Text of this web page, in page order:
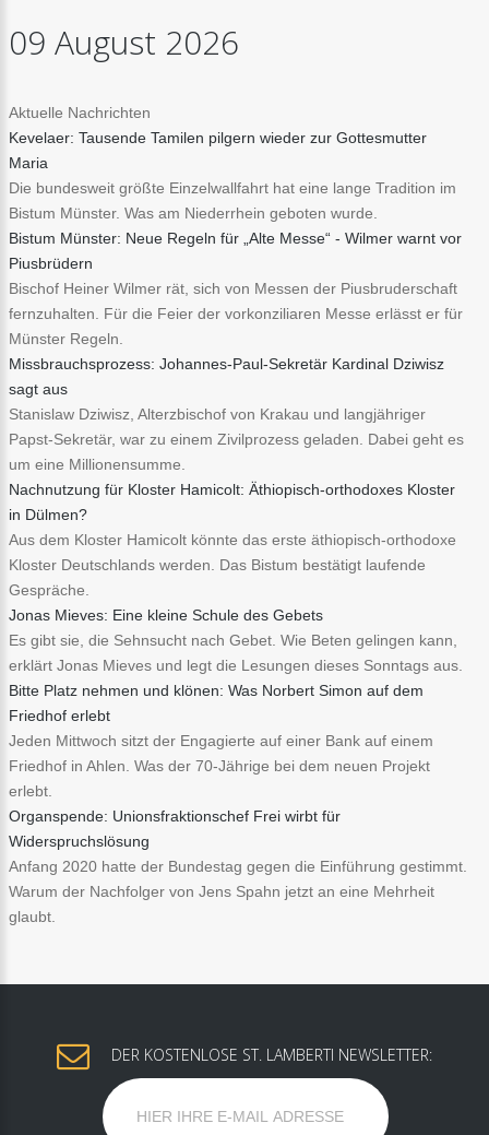
09 August 2026
Aktuelle Nachrichten
Kevelaer: Tausende Tamilen pilgern wieder zur Gottesmutter
Maria
Die bundesweit größte Einzelwallfahrt hat eine lange Tradition im
Bistum Münster. Was am Niederrhein geboten wurde.
Bistum Münster: Neue Regeln für „Alte Messe“ - Wilmer warnt vor
Piusbrüdern
Bischof Heiner Wilmer rät, sich von Messen der Piusbruderschaft
fernzuhalten. Für die Feier der vorkonziliaren Messe erlässt er für
Münster Regeln.
Missbrauchsprozess: Johannes-Paul-Sekretär Kardinal Dziwisz
sagt aus
Stanislaw Dziwisz, Alterzbischof von Krakau und langjähriger
Papst-Sekretär, war zu einem Zivilprozess geladen. Dabei geht es
um eine Millionensumme.
Nachnutzung für Kloster Hamicolt: Äthiopisch-orthodoxes Kloster
in Dülmen?
Aus dem Kloster Hamicolt könnte das erste äthiopisch-orthodoxe
Kloster Deutschlands werden. Das Bistum bestätigt laufende
Gespräche.
Jonas Mieves: Eine kleine Schule des Gebets
Es gibt sie, die Sehnsucht nach Gebet. Wie Beten gelingen kann,
erklärt Jonas Mieves und legt die Lesungen dieses Sonntags aus.
Bitte Platz nehmen und klönen: Was Norbert Simon auf dem
Friedhof erlebt
Jeden Mittwoch sitzt der Engagierte auf einer Bank auf einem
Friedhof in Ahlen. Was der 70-Jährige bei dem neuen Projekt
erlebt.
Organspende: Unionsfraktionschef Frei wirbt für
Widerspruchslösung
Anfang 2020 hatte der Bundestag gegen die Einführung gestimmt.
Warum der Nachfolger von Jens Spahn jetzt an eine Mehrheit
glaubt.
DER KOSTENLOSE ST. LAMBERTI NEWSLETTER: